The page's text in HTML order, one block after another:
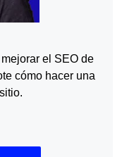
el SEO de
cómo hacer una